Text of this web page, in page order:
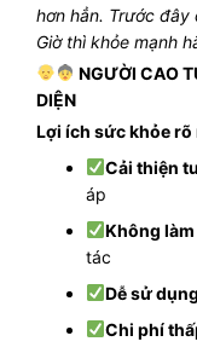
hơn hẳn. Trước đây
Giờ thì khỏe mạnh
NGƯỜI CAO
DIỆN
Lợi ích sức khỏe rõ
Cải thiện
áp
Không
tác
Dễ sử dụng
Chi phí